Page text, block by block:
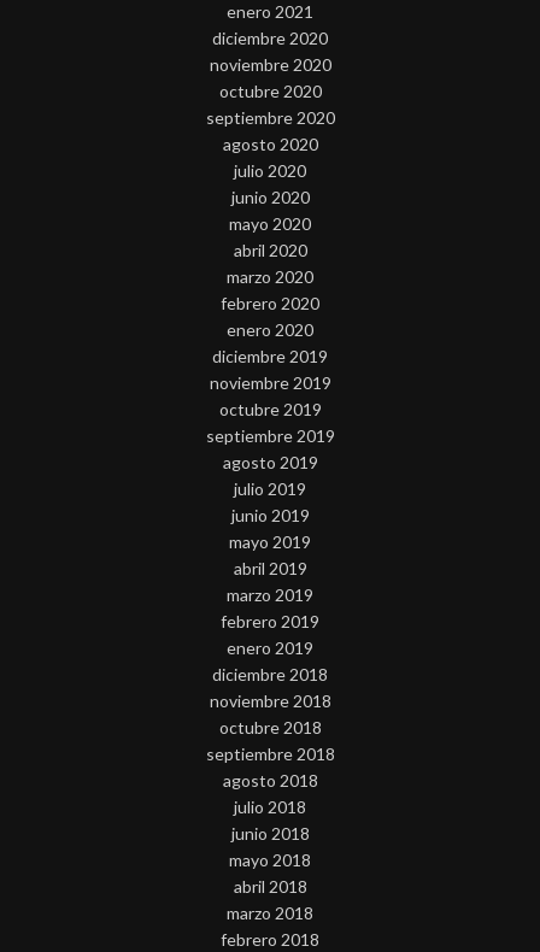
enero 2021
diciembre 2020
noviembre 2020
octubre 2020
septiembre 2020
agosto 2020
julio 2020
junio 2020
mayo 2020
abril 2020
marzo 2020
febrero 2020
enero 2020
diciembre 2019
noviembre 2019
octubre 2019
septiembre 2019
agosto 2019
julio 2019
junio 2019
mayo 2019
abril 2019
marzo 2019
febrero 2019
enero 2019
diciembre 2018
noviembre 2018
octubre 2018
septiembre 2018
agosto 2018
julio 2018
junio 2018
mayo 2018
abril 2018
marzo 2018
febrero 2018